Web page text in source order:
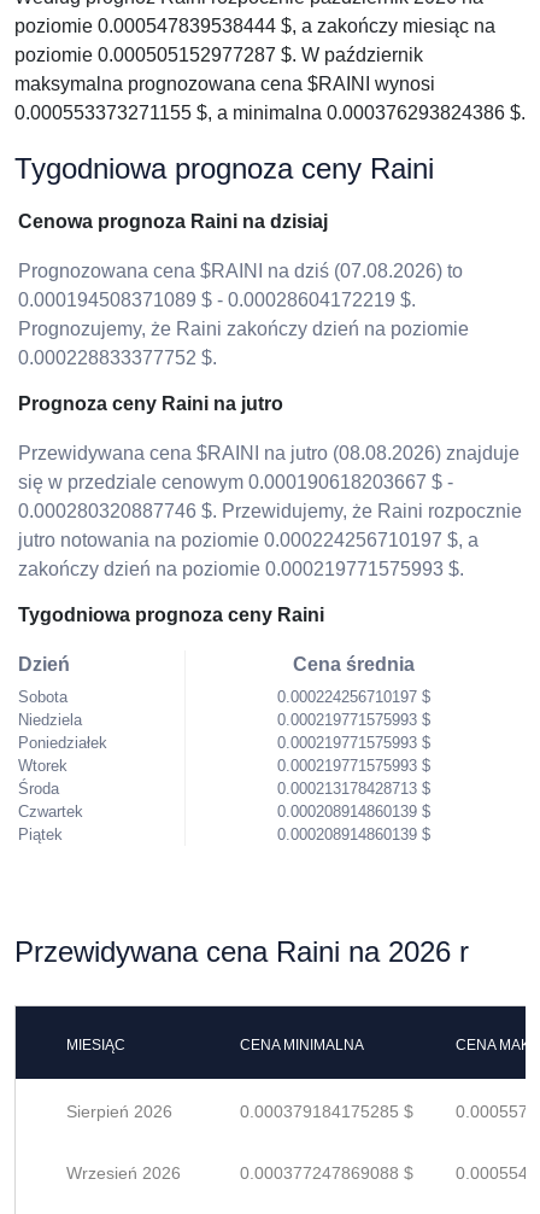
poziomie 0.000547839538444 $, a zakończy miesiąc na
poziomie 0.000505152977287 $. W październik
maksymalna prognozowana cena $RAINI wynosi
0.000553373271155 $, a minimalna 0.000376293824386 $.
Tygodniowa prognoza ceny Raini
Cenowa prognoza Raini na dzisiaj
Prognozowana cena $RAINI na dziś (07.08.2026) to
0.000194508371089 $ - 0.00028604172219 $.
Prognozujemy, że Raini zakończy dzień na poziomie
0.000228833377752 $.
Prognoza ceny Raini na jutro
Przewidywana cena $RAINI na jutro (08.08.2026) znajduje
się w przedziale cenowym 0.000190618203667 $ -
0.000280320887746 $. Przewidujemy, że Raini rozpocznie
jutro notowania na poziomie 0.000224256710197 $, a
zakończy dzień na poziomie 0.000219771575993 $.
Tygodniowa prognoza ceny Raini
Dzień
Sobota
Niedziela
Poniedziałek
Wtorek
Środa
Czwartek
Piątek
Cena średnia
0.000224256710197 $
0.000219771575993 $
0.000219771575993 $
0.000219771575993 $
0.000213178428713 $
0.000208914860139 $
0.000208914860139 $
Przewidywana cena Raini na 2026 r
MIESIĄC CENA MINIMALNA CENA
Sierpień 2026 0.000379184175285 $
Wrzesień 2026 0.000377247869088 $